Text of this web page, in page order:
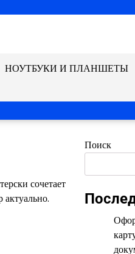
НОУТБУКИ И ПЛАНШЕТЫ
сочетает
Поиск